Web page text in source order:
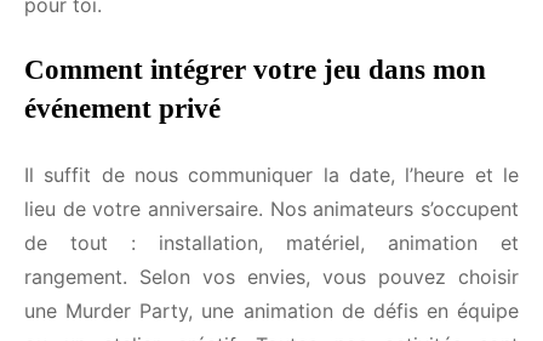
pour toi.
Comment intégrer votre jeu dans mon
événement privé
Il suffit de nous communiquer la date, l’heure et le
lieu de votre anniversaire. Nos animateurs
s’occupent de tout : installation, matériel, animation
et rangement. Selon vos envies, vous pouvez
choisir une Murder Party, une animation de défis en